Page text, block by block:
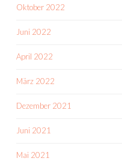
Oktober 2022
Juni 2022
April 2022
März 2022
Dezember 2021
Juni 2021
Mai 2021